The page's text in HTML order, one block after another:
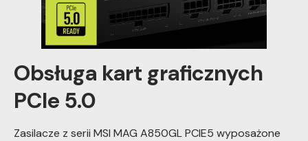
Obsługa kart graficznych
PCIe 5.0
Zasilacze z serii MSI MAG A850GL PCIE5 wyposażone